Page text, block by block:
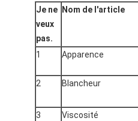
Je ne
veux
pas.
Nom de l'article
1 Apparence
2 Blancheur
3
Viscosité